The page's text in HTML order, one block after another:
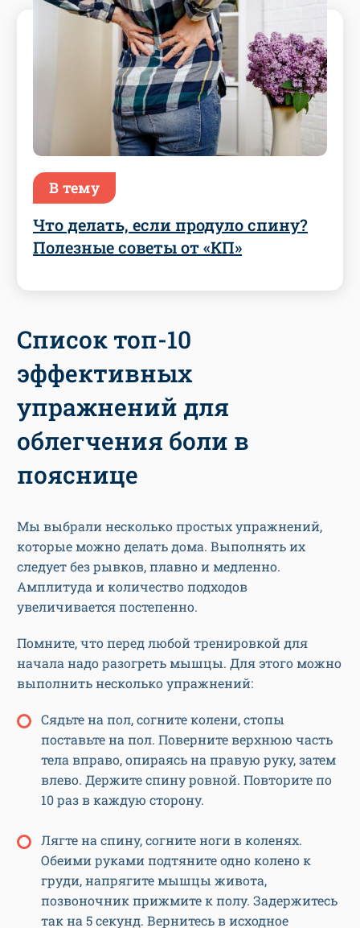
В тему
Что делать, если продуло спину?
Полезные советы от «КП»
Список топ-10
эффективных
упражнений для
облегчения боли в
пояснице
Мы выбрали несколько простых упражнений,
которые можно делать дома. Выполнять их
следует без рывков, плавно и медленно.
Амплитуда и количество подходов
увеличивается постепенно.
Помните, что перед любой тренировкой для
начала надо разогреть мышцы. Для этого можно
выполнить несколько упражнений:
Сядьте на пол, согните колени, стопы
поставьте на пол. Поверните верхнюю часть
тела вправо, опираясь на правую руку, затем
влево. Держите спину ровной. Повторите по
10 раз в каждую сторону.
Лягте на спину, согните ноги в коленях.
Обеими руками подтяните одно колено к
груди, напрягите мышцы живота,
позвоночник прижмите к полу. Задержитесь
так на 5 секунд. Вернитесь в исходное